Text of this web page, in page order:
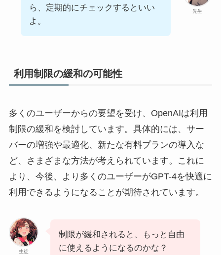
先生
ら、定期的にチェックするといい
よ。
利用制限の緩和の可能性
多くのユーザーからの要望を受け、OpenAIは利用
制限の緩和を検討しています。具体的には、サー
バーの増強や最適化、新たな有料プランの導入な
ど、さまざまな方法が考えられています。これに
より、今後、より多くのユーザーがGPT-4を快適に
利用できるようになることが期待されています。
生徒
制限が緩和されると、もっと自由
に使えるようになるのかな？